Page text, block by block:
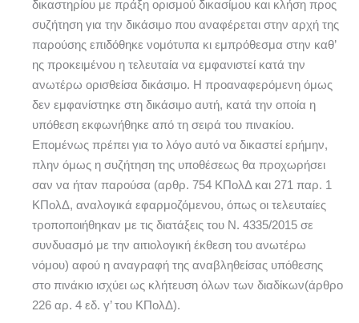
δικαστηρίου με πράξη ορισμού δικασίμου και κλήση προς
συζήτηση για την δικάσιμο που αναφέρεται στην αρχή της
παρούσης επιδόθηκε νομότυπα κι εμπρόθεσμα στην καθ’
ης προκειμένου η τελευταία να εμφανιστεί κατά την
ανωτέρω ορισθείσα δικάσιμο. Η προαναφερόμενη όμως
δεν εμφανίστηκε στη δικάσιμο αυτή, κατά την οποία η
υπόθεση εκφωνήθηκε από τη σειρά του πινακίου.
Επομένως πρέπει για το λόγο αυτό να δικαστεί ερήμην,
πλην όμως η συζήτηση της υποθέσεως θα προχωρήσει
σαν να ήταν παρούσα (αρθρ. 754 ΚΠολΔ και 271 παρ. 1
ΚΠολΔ, αναλογικά εφαρμοζόμενου, όπως οι τελευταίες
τροποποιήθηκαν με τις διατάξεις του Ν. 4335/2015 σε
συνδυασμό με την αιτιολογική έκθεση του ανωτέρω
νόμου) αφού η αναγραφή της αναβληθείσας υπόθεσης
στο πινάκιο ισχύει ως κλήτευση όλων των διαδίκων(άρθρο
226 αρ. 4 εδ. γ’ του ΚΠολΔ).